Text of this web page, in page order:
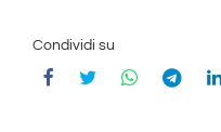
Condividi su